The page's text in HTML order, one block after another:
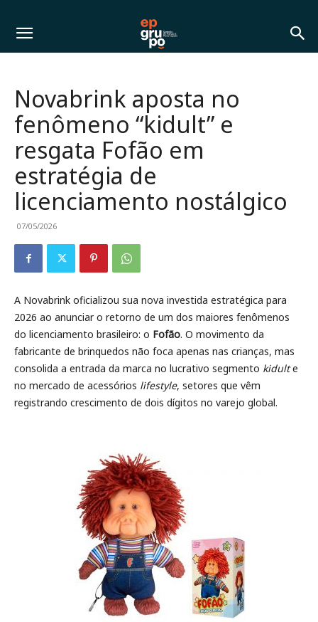
Novabrink aposta no
fenômeno “kidult” e
resgata Fofão em
estratégia de
licenciamento nostálgico
07/05/2026
A Novabrink oficializou sua nova investida estratégica para
2026 ao anunciar o retorno de um dos maiores fenômenos
do licenciamento brasileiro: o Fofão. O movimento da
fabricante de brinquedos não foca apenas nas crianças, mas
consolida a entrada da marca no lucrativo segmento kidulte
no mercado de acessórios lifestyle, setores que vêm
registrando crescimento de dois dígitos no varejo global.